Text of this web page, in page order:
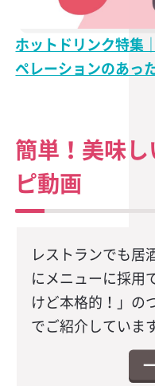
ホットドリンク特集
ペレーションのあっ
簡単！美味
ピ動画
レストランでも
にメニューに採用
けど本格的！」の
でご紹介していま